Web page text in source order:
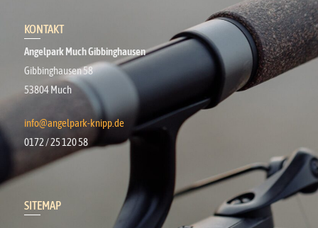
KONTAKT
Angelpark Much Gibbinghausen
Gibbinghausen 58
53804 Much
info@angelpark-knipp.de
0172 / 25 120 58
SITEMAP